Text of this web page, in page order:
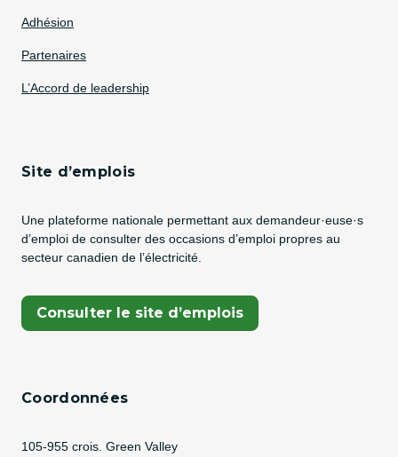
Adhésion
Partenaires
L’Accord de leadership
Site d’emplois
Une plateforme nationale permettant aux demandeur·euse·s
d’emploi de consulter des occasions d’emploi propres au
secteur canadien de l’électricité.
Consulter le site d’emplois
(Opens In A New Tab)
Coordonnées
Address
105-955 crois. Green Valley